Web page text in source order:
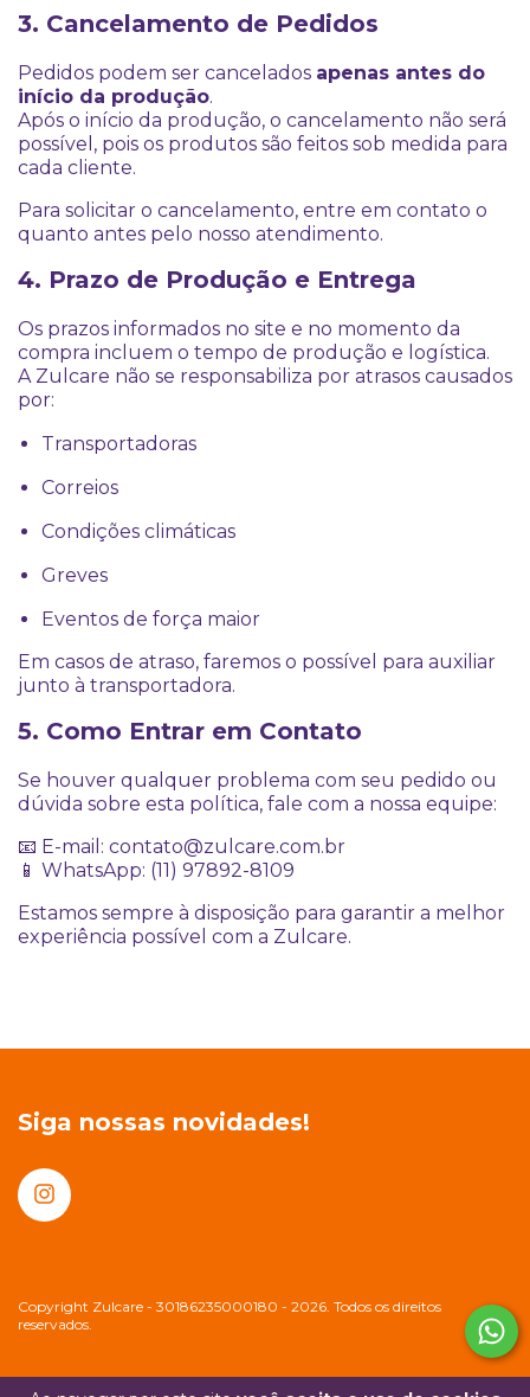
3. Cancelamento de Pedidos
Pedidos podem ser cancelados apenas antes do
início da produção.
Após o início da produção, o cancelamento não será
possível, pois os produtos são feitos sob medida para
cada cliente.
Para solicitar o cancelamento, entre em contato o
quanto antes pelo nosso atendimento.
4. Prazo de Produção e Entrega
Os prazos informados no site e no momento da
compra incluem o tempo de produção e logística.
A Zulcare não se responsabiliza por atrasos causados
por:
Transportadoras
Correios
Condições climáticas
Greves
Eventos de força maior
Em casos de atraso, faremos o possível para auxiliar
junto à transportadora.
5. Como Entrar em Contato
Se houver qualquer problema com seu pedido ou
dúvida sobre esta política, fale com a nossa equipe:
📧 E-mail: contato@zulcare.com.br
📱 WhatsApp: (11) 97892-8109
Estamos sempre à disposição para garantir a melhor
experiência possível com a Zulcare.
Siga nossas novidades!
Copyright Zulcare - 30186235000180 - 2026. Todos os direitos
reservados.